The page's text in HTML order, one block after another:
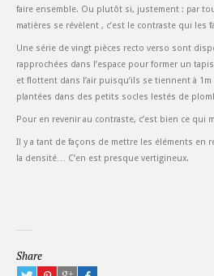
faire ensemble. Ou plutôt si, justement : par
matières se révèlent , c’est le contraste qui les
Une série de vingt pièces recto verso sont
rapprochées dans l’espace pour former un
et flottent dans l’air puisqu’ils se tiennent à 1m
plantées dans des petits socles lestés de
Pour en revenir au contraste, c’est bien ce qui
Il y a tant de façons de mettre les éléments en
la densité… C’en est presque vertigineux.
Share